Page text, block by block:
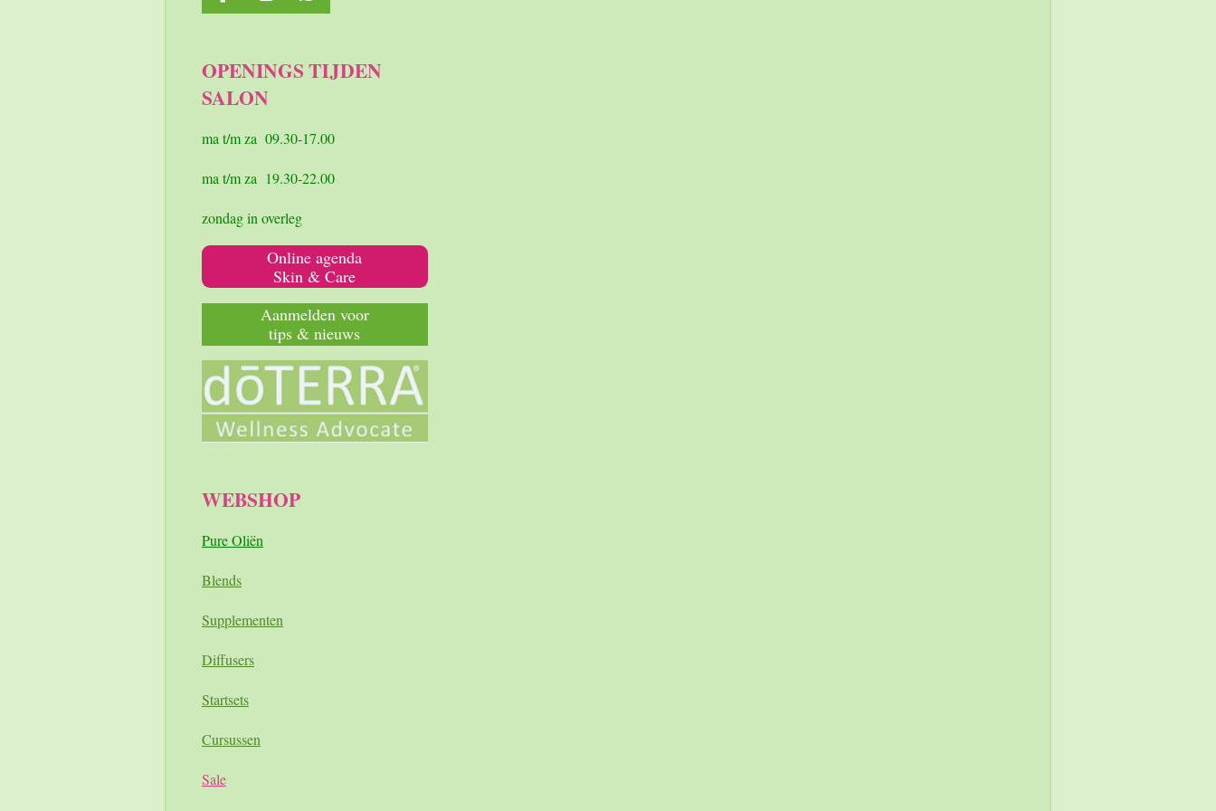
a
b
o
k
n
a
g
r
a
m
h
s
p
OPENINGS TIJDEN
SALON
ma t/m za 09.30-17.00
ma t/m za 19.30-22.00
zondag in overleg
Online agenda
Skin & Care
Aanmelden voor
tips & nieuws
WEBSHOP
Pure Oliën
Blends
Supplementen
Diffusers
Startsets
Cursussen
Sale